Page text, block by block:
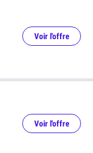
Voir l'offre
Voir l'offre